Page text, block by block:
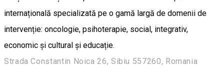
internațională specializată pe o gamă largă de domenii de
intervenție: oncologie, psihoterapie, social, integrativ,
economic și cultural și educație.
Strada Constantin Noica 26, Sibiu 557260, Romania